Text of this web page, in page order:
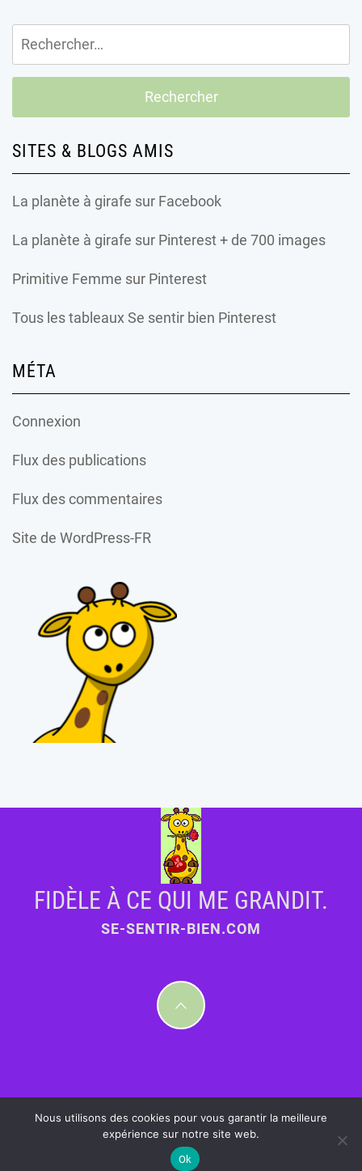
Rechercher :
SITES & BLOGS AMIS
La planète à girafe sur Facebook
La planète à girafe sur Pinterest + de 700 images
Primitive Femme sur Pinterest
Tous les tableaux Se sentir bien Pinterest
MÉTA
Connexion
Flux des publications
Flux des commentaires
Site de WordPress-FR
FIDÈLE À CE QUI ME GRANDIT.
SE-SENTIR-BIEN.COM
Nous utilisons des cookies pour vous garantir la meilleure
expérience sur notre site web.
Ok